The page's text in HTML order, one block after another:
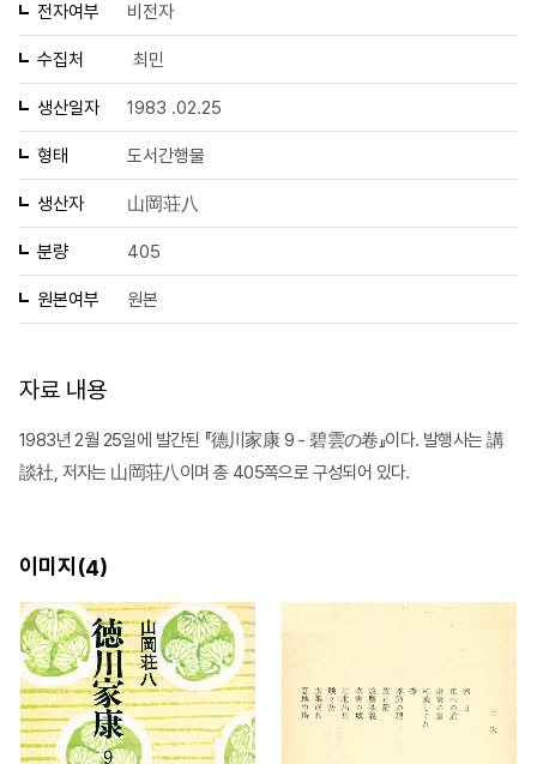
전자여부 비전자
수집처 최민
생산일자 1983 .02.25
형태 도서간행물
생산자 山岡荘八
분량 405
원본여부 원본
자료 내용
1983년 2월 25일에 발간된 『德川家康 9 - 碧雲の卷』이다. 발행사는 講
談社, 저자는 山岡荘八이며 총 405쪽으로 구성되어 있다.
이미지(4)